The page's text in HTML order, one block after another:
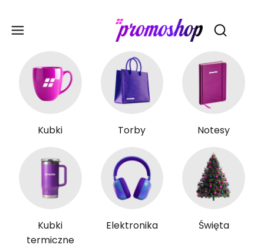
Otwórz
Kubki Torby Notesy
Kubki
termiczne
Elektronika Święta